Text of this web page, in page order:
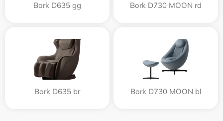
Bork D635 gg Bork D730 MOON rd
Bork D635 br Bork D730 MOON bl